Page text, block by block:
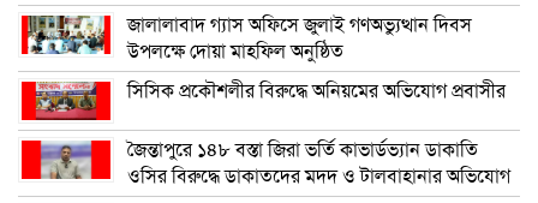
জালালাবাদ গ্যাস অফিসে জুলাই গণঅভ্যুত্থান দিবস
উপলক্ষে দোয়া মাহফিল অনুষ্ঠিত
সিসিক প্রকৌশলীর বিরুদ্ধে অনিয়মের অভিযোগ প্রবাসীর
জৈন্তাপুরে ১৪৮ বস্তা জিরা ভর্তি কাভার্ডভ্যান ডাকাতি
ওসির বিরুদ্ধে ডাকাতদের মদদ ও টালবাহানার অভিযোগ